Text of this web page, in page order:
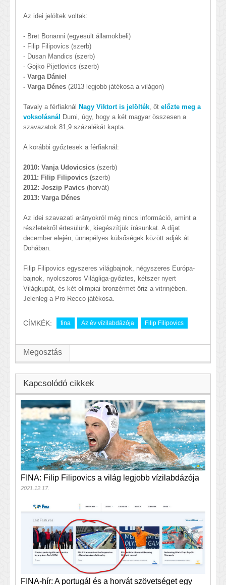
Az idei jelöltek voltak:
- Bret Bonanni (egyesült államokbeli)
- Filip Filipovics (szerb)
- Dusan Mandics (szerb)
- Gojko Pijetlovics (szerb)
- Varga Dániel
- Varga Dénes (2013 legjobb játékosa a világon)
Tavaly a férfiaknál Nagy Viktort is jelölték , őt előzte meg a
voksolásnál
Dumi, úgy, hogy a két magyar összesen a
szavazatok 81,9 százalékát kapta.
A korábbi győztesek a férfiaknál:
2010: Vanja Udovicsics (szerb)
2011: Filip Filipovics (szerb)
2012: Joszip Pavics (horvát)
2013: Varga Dénes
Az idei szavazati arányokról még nincs információ, amint a
részletekről értesülünk, kiegészítjük írásunkat. A díjat
december elején, ünnepélyes külsőségek között adják át
Dohában.
Filip Filipovics egyszeres világbajnok, négyszeres Európa-
bajnok, nyolcszoros Világliga-győztes, kétszer nyert
Világkupát, és két olimpiai bronzérmet őriz a vitrinjében.
Jelenleg a Pro Recco játékosa.
CÍMKÉK: fina Az év vízilabdázója Filip Filipovics
Megosztás
Kapcsolódó cikkek
FINA: Filip Filipovics a világ legjobb vízilabdázója
2021.12.17.
FINA-hír: A portugál és a horvát szövetséget egy